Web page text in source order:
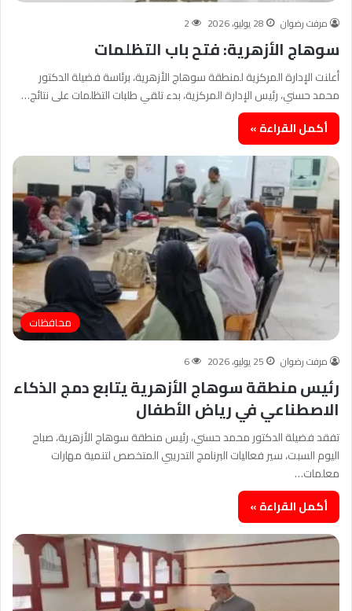
مرفت رضوان 28 يوليو، 2026 2
سوهاج الأزهرية: فتح باب التظلمات
أعلنت الإدارة المركزية لمنطقة سوهاج الأزهرية، برئاسة فضيلة الدكتور
محمد حسني، رئيس الإدارة المركزية، بدء تلقي طلبات التظلمات على نتائج…
أكمل القراءة »
محافظات
مرفت رضوان 25 يوليو، 2026 6
رئيس منطقة سوهاج الأزهرية يتابع دمج الذكاء
الاصطناعي في رياض الأطفال
تفقد فضيلة الدكتور محمد حسني، رئيس منطقة سوهاج الأزهرية، صباح
اليوم السبت، سير فعاليات البرنامج التدريبي المتخصص لتنمية مهارات
معلمات…
أكمل القراءة »